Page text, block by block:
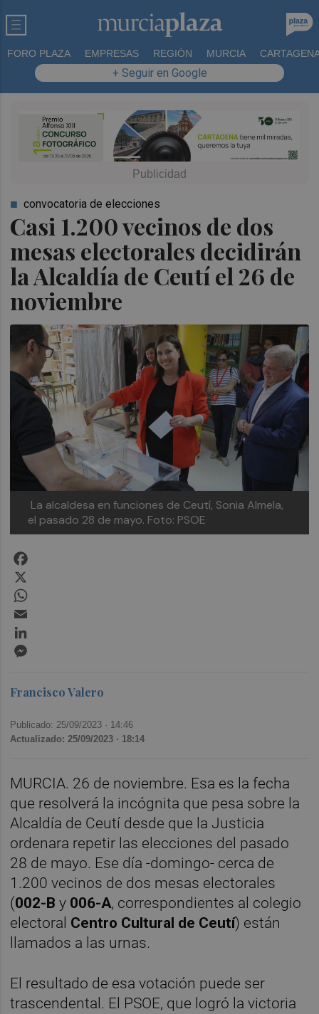
FORO PLAZA EMPRESAS REGIÓN MURCIA
+ Seguir en Google
Casi 1.200 vecinos de dos
mesas electorales decidirán
la Alcaldía de Ceutí el 26 de
noviembre
convocatoria de elecciones
La alcaldesa en funciones de Ceutí, Sonia Almela,
el pasado 28 de mayo. Foto: PSOE
Francisco Valero
Publicado: 25/09/2023 · 14:46
Actualizado: 25/09/2023 · 18:14
MURCIA. 26 de noviembre. Esa es la fecha
que resolverá la incógnita que pesa sobre la
Alcaldía de Ceutí desde que la Justicia
ordenara repetir las elecciones del pasado
28 de mayo. Ese día -domingo- cerca de
1.200 vecinos de dos mesas electorales
(002-B y 006-A, correspondientes al colegio
electoral Centro Cultural de Ceutí) están
llamados a las urnas.
El resultado de esa votación puede ser
trascendental. El PSOE, que logró la victoria